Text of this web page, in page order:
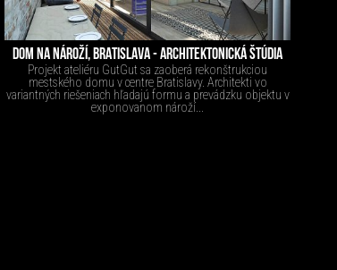
DOM NA NÁROŽÍ, BRATISLAVA - ARCHITEKTONICKÁ ŠTÚDIA
Projekt ateliéru GutGut sa zaoberá rekonštrukciou
mestského domu v centre Bratislavy. Architekti vo
variantných riešeniach hľadajú formu a prevádzku objektu v
exponovanom nároží...